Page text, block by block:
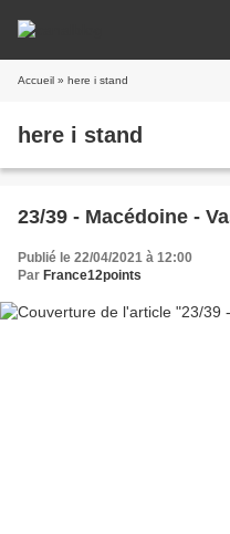
Accueil » here i stand
here i stand
23/39 - Macédoine -
Publié le 22/04/2021 à 12:00
Par France12points